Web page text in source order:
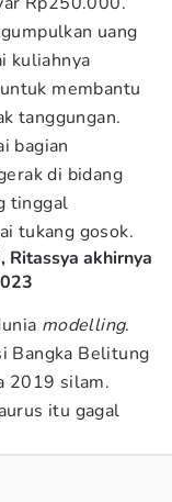
uang
kuliahnya
membantu
tanggungan.
bagian
di bidang
tinggal
tukang gosok.
Ritassya akhirnya
modelling.
Bangka Belitung
2019 silam.
itu gagal